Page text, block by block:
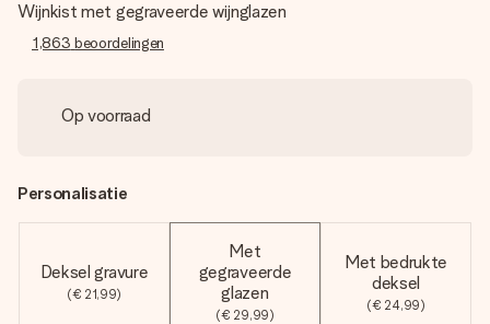
Wijnkist met gegraveerde wijnglazen
1,863 beoordelingen
Op voorraad
Personalisatie
Deksel gravure
(€ 21,99)
Met
gegraveerde
glazen
(€ 29,99)
Met bedrukte
deksel
(€ 24,99)